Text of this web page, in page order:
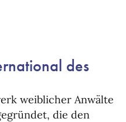
des
weiblicher Anwälte
die den